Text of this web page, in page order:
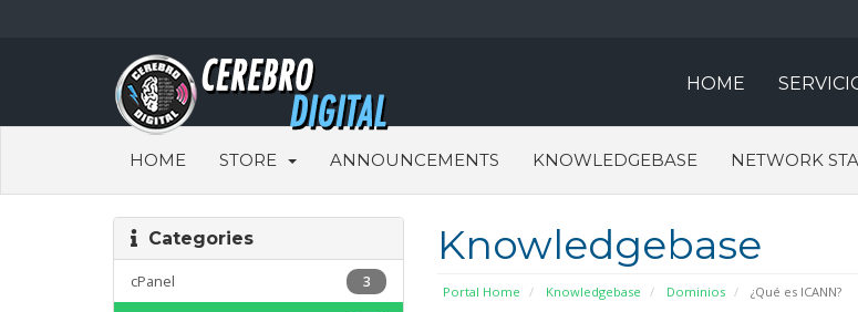
HOME
HOME STORE ANNOUNCEMENTS KNOWLEDGEBASE NETWORK
Knowledgebase
Portal Home Knowledgebase Dominios ¿Qué es ICANN?
Categories
3
cPanel